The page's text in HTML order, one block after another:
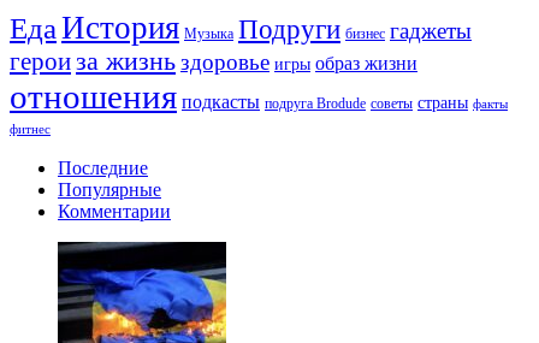
многие
ждали
почти
четыре
года
кризис
ЕдаИстория Музыка Подруги бизнес гаджеты
героиза жизнь здоровье игры образ жизни
отношения подкасты подруга Brodude советы страны факты
фитнес
Последние
Популярные
Комментарии